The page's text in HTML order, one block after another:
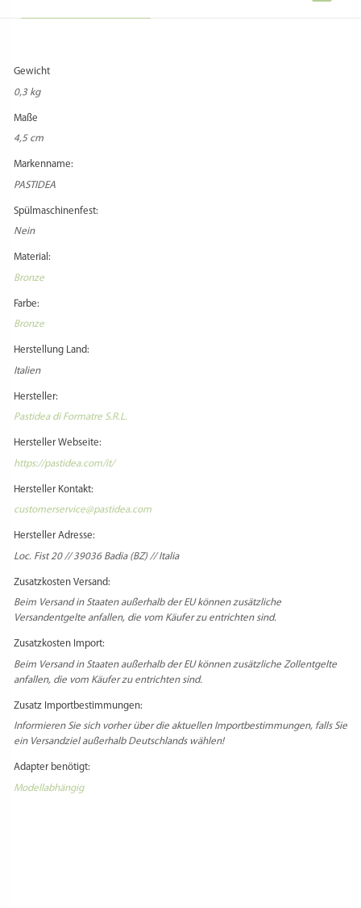
Gewicht
0,3 kg
Maße
4,5 cm
Markenname:
PASTIDEA
Spülmaschinenfest:
Nein
Material:
Bronze
Farbe:
Bronze
Herstellung Land:
Italien
Hersteller:
Pastidea di Formatre S.R.L.
Hersteller Webseite:
https://pastidea.com/it/
Hersteller Kontakt:
customerservice@pastidea.com
Hersteller Adresse:
Loc. Fist 20 // 39036 Badia (BZ) // Italia
Zusatzkosten Versand:
Beim Versand in Staaten außerhalb der EU können zusätzliche
Versandentgelte anfallen, die vom Käufer zu entrichten sind.
Zusatzkosten Import:
Beim Versand in Staaten außerhalb der EU können zusätzliche Zollentgelte
anfallen, die vom Käufer zu entrichten sind.
Zusatz Importbestimmungen:
Informieren Sie sich vorher über die aktuellen Importbestimmungen, falls Sie
ein Versandziel außerhalb Deutschlands wählen!
Adapter benötigt:
Modellabhängig